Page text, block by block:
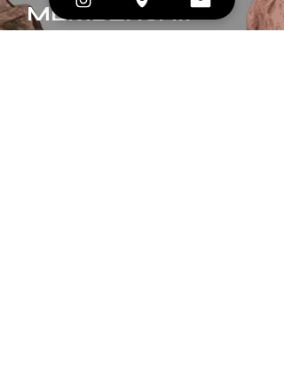
MEMBERSHIP